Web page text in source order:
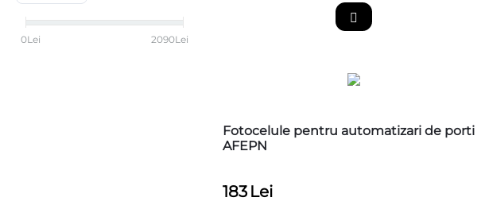
0Lei 2090Lei
Fotocelule pentru automatizari de porti
AFEPN
183 Lei